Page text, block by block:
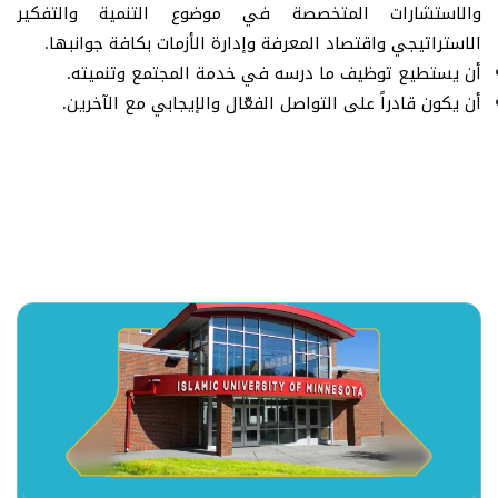
والاستشارات المتخصصة في موضوع التنمية والتفكير
الاستراتيجي واقتصاد المعرفة وإدارة الأزمات بكافة جوانبها.
أن يستطيع توظيف ما درسه في خدمة المجتمع وتنميته.
أن يكون قادراً على التواصل الفعّال والإيجابي مع الآخرين.